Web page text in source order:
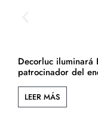
Decorluc iluminará
patrocinador del
LEER MÁS